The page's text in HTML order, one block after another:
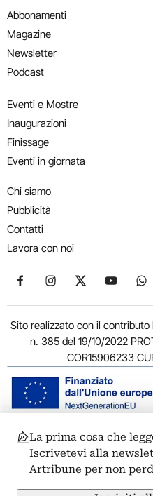
Abbonamenti
Magazine
Newsletter
Podcast
Eventi e Mostre
Inaugurazioni
Finissage
Eventi in giornata
Chi siamo
Pubblicità
Contatti
Lavora con noi
Seguici su Facebook
Seguici su Instagram
Seguici su X
Seguici
Sito realizzato con il
n. 385 del 19/10/2022
COR15906233
© 2011-2026 ARTRIBUNE srl –
00186 Roma - P.I. 11381581005
Privacy: Responsabile della
ARTRIBUNE srl – Corso
La prima cosa che
Iscrivetevi alla
Artribune per non